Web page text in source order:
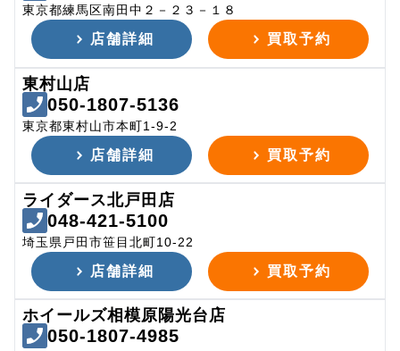
東京都練馬区南田中２－２３－１８
店舗詳細 買取予約
東村山店
050-1807-5136
東京都東村山市本町1-9-2
店舗詳細 買取予約
ライダース北戸田店
048-421-5100
埼玉県戸田市笹目北町10-22
店舗詳細 買取予約
ホイールズ相模原陽光台店
050-1807-4985